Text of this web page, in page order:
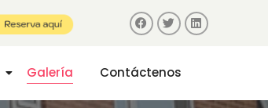
Galería Contáctenos